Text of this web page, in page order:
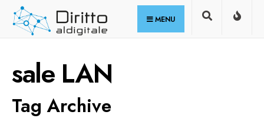
Skip
MENU
sale LAN
Tag Archive